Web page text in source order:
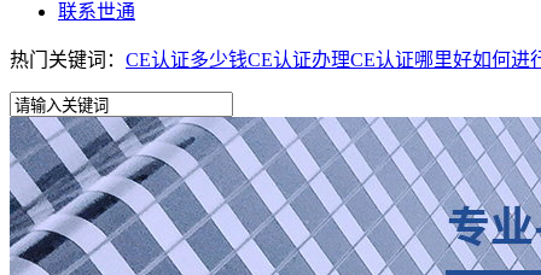
联系世通
热门关键词： CE认证多少钱CE认证办理CE认证哪里好如何进